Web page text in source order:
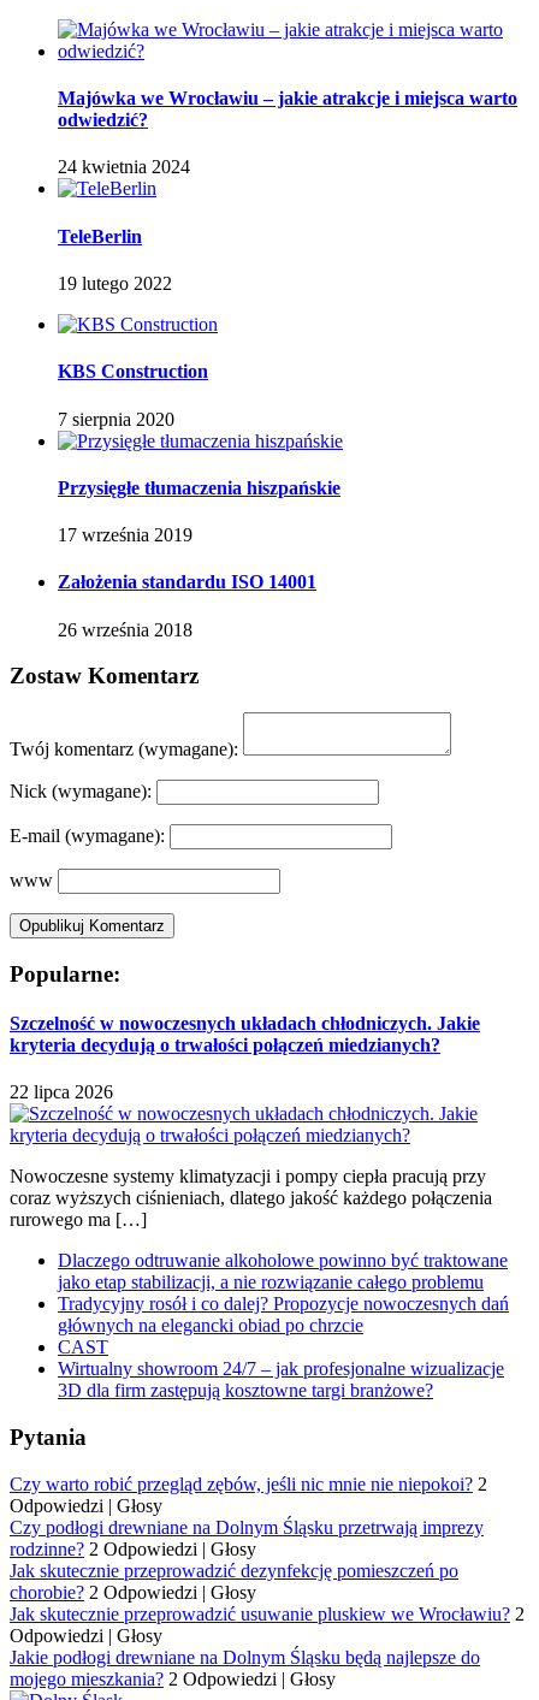
Majówka we Wrocławiu – jakie atrakcje i miejsca warto
odwiedzić?
24 kwietnia 2024
TeleBerlin
19 lutego 2022
KBS Construction
7 sierpnia 2020
Przysięgłe tłumaczenia hiszpańskie
17 września 2019
Założenia standardu ISO 14001
26 września 2018
Zostaw Komentarz
Twój komentarz (wymagane):
Nick (wymagane):
E-mail (wymagane):
www
Popularne:
Szczelność w nowoczesnych układach chłodniczych. Jakie
kryteria decydują o trwałości połączeń miedzianych?
22 lipca 2026
Nowoczesne systemy klimatyzacji i pompy ciepła pracują przy
coraz wyższych ciśnieniach, dlatego jakość każdego połączenia
rurowego ma […]
Dlaczego odtruwanie alkoholowe powinno być traktowane
jako etap stabilizacji, a nie rozwiązanie całego problemu
Tradycyjny rosół i co dalej? Propozycje nowoczesnych dań
głównych na elegancki obiad po chrzcie
CAST
Wirtualny showroom 24/7 – jak profesjonalne wizualizacje
3D dla firm zastępują kosztowne targi branżowe?
Pytania
Czy warto robić przegląd zębów, jeśli nic mnie nie niepokoi? 2
Odpowiedzi | Głosy
Czy podłogi drewniane na Dolnym Śląsku przetrwają imprezy
rodzinne? 2 Odpowiedzi | Głosy
Jak skutecznie przeprowadzić dezynfekcję pomieszczeń po
chorobie? 2 Odpowiedzi | Głosy
Jak skutecznie przeprowadzić usuwanie pluskiew we Wrocławiu? 2
Odpowiedzi | Głosy
Jakie podłogi drewniane na Dolnym Śląsku będą najlepsze do
mojego mieszkania? 2 Odpowiedzi | Głosy